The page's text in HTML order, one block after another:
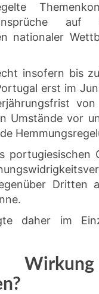
nationaler
insofern bis
erst im
Umstände vor
Dritten
daher im